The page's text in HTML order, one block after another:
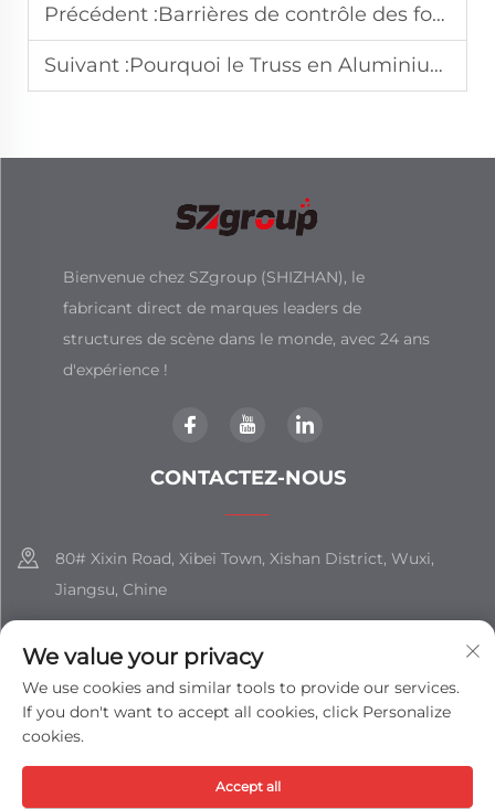
Précédent :Barrières de contrôle des foules dans les parcs à thème et les centres de loisirs
Suivant :Pourquoi le Truss en Aluminium est-il une référence dans les projets internationaux de scènes
Bienvenue chez SZgroup (SHIZHAN), le
fabricant direct de marques leaders de
structures de scène dans le monde, avec 24 ans
d'expérience !
CONTACTEZ-NOUS
80# Xixin Road, Xibei Town, Xishan District, Wuxi,
Jiangsu, Chine
[email protected]
Tous droits réservés © JIANGSU SHIZHAN GROUP CO., LTD. -
Politique de confidentialité
We value your privacy
We use cookies and similar tools to provide our services.
If you don't want to accept all cookies, click Personalize
cookies.
Accept all